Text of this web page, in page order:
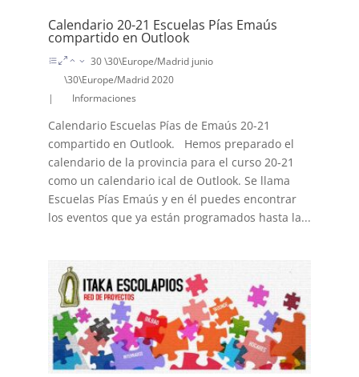
Calendario 20-21 Escuelas Pías Emaús
compartido en Outlook
30 \30\Europe/Madrid junio
\30\Europe/Madrid 2020
|
Informaciones
Calendario Escuelas Pías de Emaús 20-21
compartido en Outlook. Hemos preparado el
calendario de la provincia para el curso 20-21
como un calendario ical de Outlook. Se llama
Escuelas Pías Emaús y en él puedes encontrar
los eventos que ya están programados hasta la...